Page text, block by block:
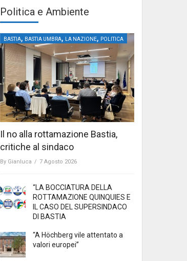
Politica e Ambiente
BASTIA, BASTIA UMBRA, LA NAZIONE, POLITICA
Il no alla rottamazione Bastia,
critiche al sindaco
By Gianluca / 7 Agosto 2026
“LA BOCCIATURA DELLA
ROTTAMAZIONE QUINQUIES E
IL CASO DEL SUPERSINDACO
DI BASTIA
“A Höchberg vile attentato a
valori europei”